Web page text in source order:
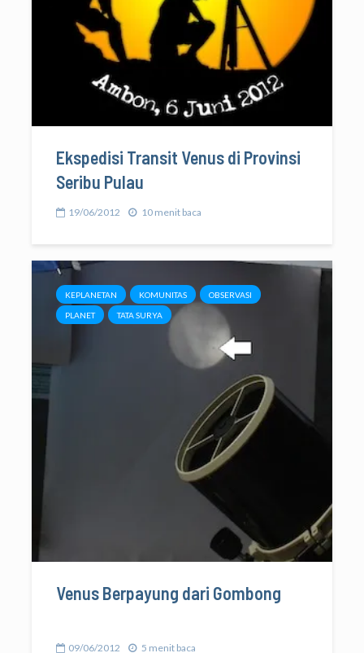
Ekspedisi Transit Venus di Provinsi
Seribu Pulau
19/06/2012 10 menit baca
KEPLANETAN KOMUNITAS OBSERVASI
PLANET TATA SURYA
Venus Berpayung dari Gombong
09/06/2012 5 menit baca